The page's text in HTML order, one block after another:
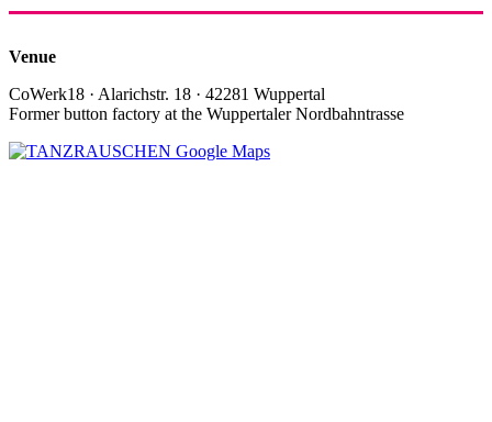
Venue
CoWerk18 · Alarichstr. 18 · 42281 Wuppertal
Former button factory at the Wuppertaler Nordbahntrasse